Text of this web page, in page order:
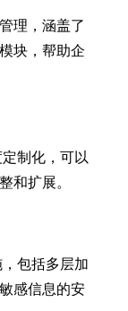
理，涵盖了
块，帮助企
制化，可以
和扩展。
包括多层加
感信息的安